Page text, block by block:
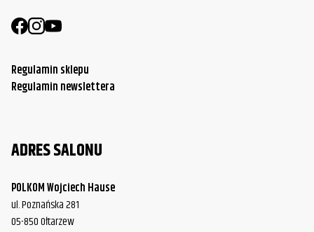
Regulamin sklepu
Regulamin newslettera
ADRES SALONU
POLKOM Wojciech Hause
ul. Poznańska 281
05-850 Ołtarzew